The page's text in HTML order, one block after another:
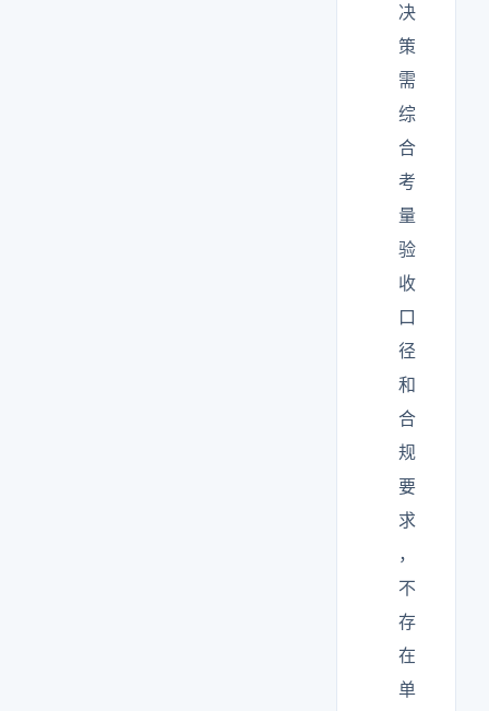
决
策
需
综
合
考
量
验
收
口
径
和
合
规
要
求
，
不
存
在
单